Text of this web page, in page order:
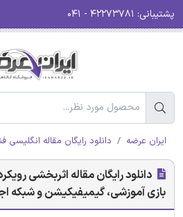
پشتیبانی:
ایران عرضه دانلود رایگان مقاله انگلیسی
دانلود رایگان مقاله اثربخشی
بازی آموزشی، گیمیفیکیشن و شبکه